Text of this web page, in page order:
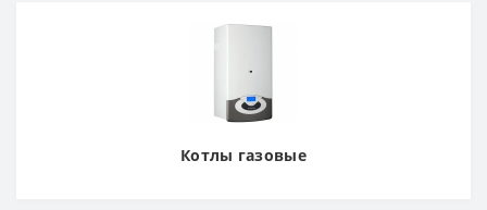
Котлы газовые